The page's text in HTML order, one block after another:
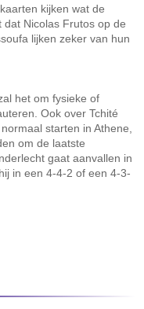
kijken wat de
Nicolas Frutos op de
lijken zeker van hun
het om fysieke of
Ook over Tchité
starten in Athene,
om de laatste
gaat aanvallen in
in een 4-4-2 of een 4-3-